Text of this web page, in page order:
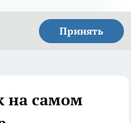
Принять
на самом